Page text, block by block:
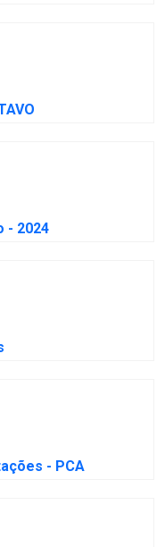
- 2024
- PCA